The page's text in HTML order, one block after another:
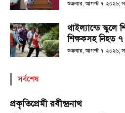
শুক্রবার, আগস্ট ৭, ২০২৬;
থাইল্যান্ডে স্কুলে
শিক্ষকসহ নিহত ৭
শুক্রবার, আগস্ট ৭, ২০২৬;
সর্বশেষ
প্রকৃতিপ্রেমী রবীন্দ্রনাথ